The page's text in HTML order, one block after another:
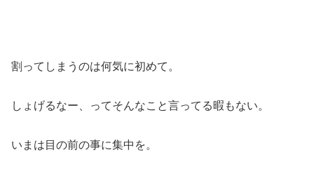
割ってしまうのは何気に初めて。
しょげるなー、ってそんなこと言ってる暇もない。
いまは目の前の事に集中を。